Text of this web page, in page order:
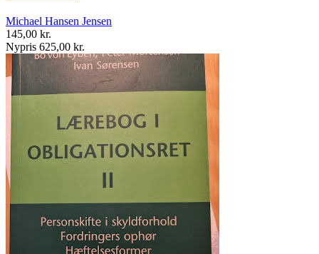
Michael Hansen Jensen
145,00 kr.
Nypris 625,00 kr.